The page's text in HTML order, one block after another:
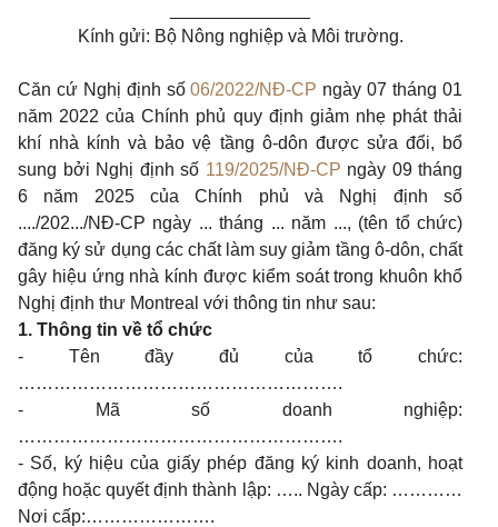
Kính gửi: Bộ Nông nghiệp và Môi trường.
Căn cứ Nghị định số06/2022/NĐ-CP ngày 07 tháng 01
năm 2022 của Chính phủ quy định giảm nhẹ phát thải
khí nhà kính và bảo vệ tầng ô-dôn được sửa đổi, bổ
sung bởi Nghị định số 119/2025/NĐ-CP ngày 09 tháng
6 năm 2025 của Chính phủ và Nghị định số
..../202.../NĐ-CP ngày ... tháng ... năm ..., (tên tổ chức)
đăng ký sử dụng các chất làm suy giảm tầng ô-dôn, chất
gây hiệu ứng nhà kính được kiểm soát trong khuôn khổ
Nghị định thư Montreal với thông tin như sau:
1. Thông tin về tổ chức
- Tên đầy đủ của tổ chức:
……………………………………………….
- Mã số doanh nghiệp:
……………………………………………….
- Số, ký hiệu của giấy phép đăng ký kinh doanh, hoạt
động hoặc quyết định thành lập: ….. Ngày cấp: …………
Nơi cấp:………………….